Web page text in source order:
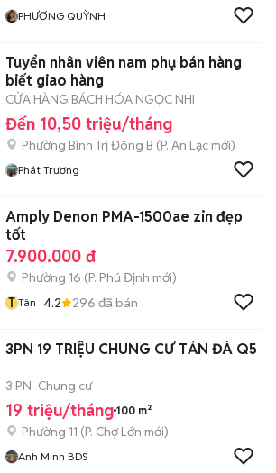
PHƯƠNG QUỲNH
Tuyển nhân viên nam phụ bán hàng
biết giao hàng
CỬA HÀNG BÁCH HÓA NGỌC NHI
Đến 10,50 triệu/tháng
Phường Bình Trị Đông B (P. An Lạc mới)
Phát Trương
Amply Denon PMA-1500ae zin đẹp
tốt
7.900.000 đ
Phường 16 (P. Phú Định mới)
T Tân 4.2 296 đã bán
3PN 19 TRIỆU CHUNG CƯ TẢN ĐÀ Q5
3 PN Chung cư
19 triệu/tháng 100 m²
Phường 11 (P. Chợ Lớn mới)
Anh Minh BDS